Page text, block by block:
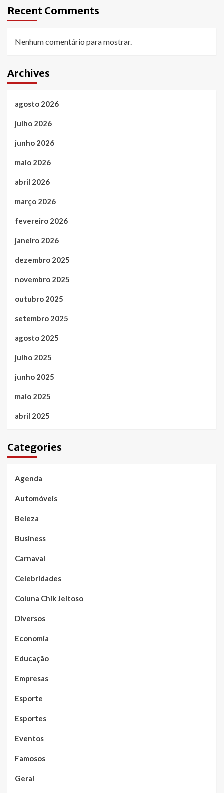
Recent Comments
Nenhum comentário para mostrar.
Archives
agosto 2026
julho 2026
junho 2026
maio 2026
abril 2026
março 2026
fevereiro 2026
janeiro 2026
dezembro 2025
novembro 2025
outubro 2025
setembro 2025
agosto 2025
julho 2025
junho 2025
maio 2025
abril 2025
Categories
Agenda
Automóveis
Beleza
Business
Carnaval
Celebridades
Coluna Chik Jeitoso
Diversos
Economia
Educação
Empresas
Esporte
Esportes
Eventos
Famosos
Geral